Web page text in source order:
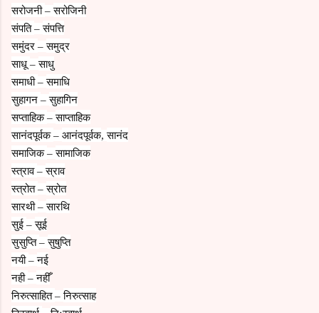
सरोजनी–सरोजिनी
संपति–संपत्ति
समुंदर –समुद्र
साधू –साधु
समाधी–समाधि
सुहागन –सुहागिन
सप्ताहिक–साप्ताहिक
सानंदपूर्वक– आनंदपूर्वक,सानंद
समाजिक–सामाजिक
स्त्राव–स्राव
स्त्रोत–स्रोत
सारथी–सारथि
सुई–सूई
सुसुप्ति–सुषुप्ति
नयी–नई
नही–नहीँ
निरुत्साहित–निरुत्साह